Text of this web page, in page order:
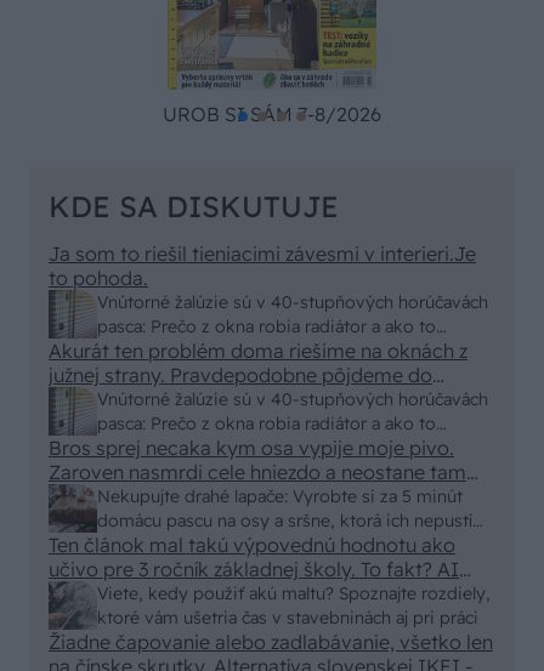
UROB SI SÁM 7-8/2026
KDE SA DISKUTUJE
Vnútorné žalúzie sú v 40-stupňových horúčavách
pasca: Prečo z okna robia radiátor a ako to
vyriešiť za pár eur?
Ja som to riešil tieniacimi závesmi v interieri.Je
to pohoda.
Vnútorné žalúzie sú v 40-stupňových horúčavách
pasca: Prečo z okna robia radiátor a ako to
vyriešiť za pár eur?
Akurát ten problém doma riešime na oknách z
južnej strany. Pravdepodobne pôjdeme do
vonkajšieho tienenia na spôsob markízy
250x150cm. Čínsky predajcovia idú okolo 100
eur kus.
Nekupujte drahé lapače: Vyrobte si za 5 minút
domácu pascu na osy a sršne, ktorá ich nepustí
von
Bros sprej necaka kym osa vypije moje pivo.
Zaroven nasmrdi cele hniezdo a neostane tam
nic zive. Vasa pasca naucinke moc efektivne.
Skor pritiahne slimaky
Viete, kedy použiť akú maltu? Spoznajte rozdiely,
ktoré vám ušetria čas v stavebninách aj pri práci
Ten článok mal takú výpovednú hodnotu ako
učivo pre 3 ročník základnej školy. To fakt? AI
alebo nejaka kniha z VŠ? Dnešné rychlotvrdnuce
malty - pevnosť 40 Mpa a doba schnutia tak 15
minut , k tomu vodotesné s kryštálikou. A rozdiel
- schnutie a zretie. Nič?
Žiadne čapovanie alebo zadlabávanie, všetko len
na čínske skrutky. Alternatíva slovenskej IKEI -